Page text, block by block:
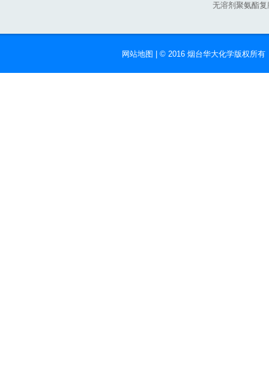
无溶剂聚氨酯复
网站地图 | © 2016 烟台华大化学版权所